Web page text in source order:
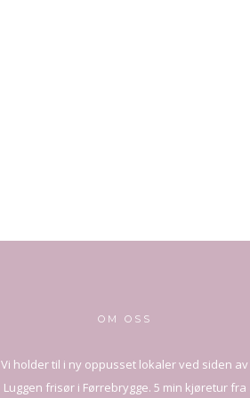
OM OSS
Vi holder til i ny oppusset lokaler ved siden av
Luggen frisør i Førrebrygge. 5 min kjøretur fra